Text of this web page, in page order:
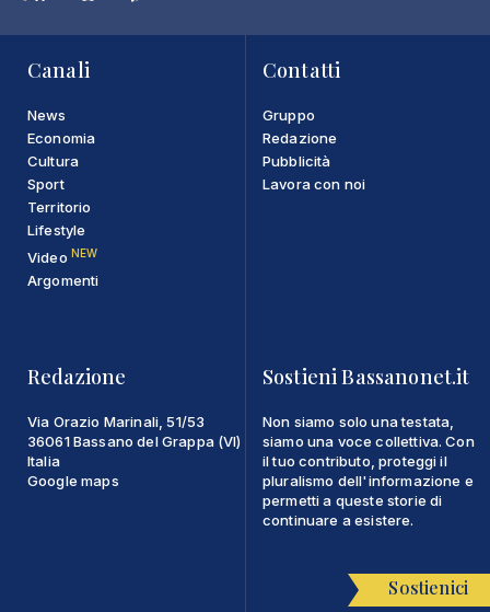
Canali
News
Economia
Cultura
Sport
Territorio
Lifestyle
Video NEW
Argomenti
Contatti
Gruppo
Redazione
Pubblicità
Lavora con noi
Redazione
Via Orazio Marinali, 51/53
36061 Bassano del Grappa (VI)
Italia
Google maps
Sostieni Bassanonet.it
Non siamo solo una testata,
siamo una voce collettiva. Con
il tuo contributo, proteggi il
pluralismo dell'informazione e
permetti a queste storie di
continuare a esistere.
Sostienici